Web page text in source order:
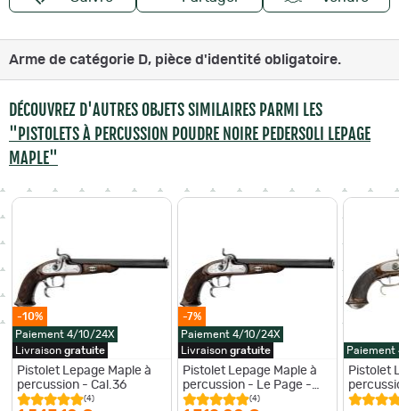
Arme de catégorie D, pièce d'identité obligatoire.
DÉCOUVREZ D'AUTRES OBJETS SIMILAIRES PARMI LES
"PISTOLETS À PERCUSSION POUDRE NOIRE PEDERSOLI LEPAGE
MAPLE"
-10%
Paiement 4/10/24X
Livraison gratuite
Pistolet Lepage Maple à
percussion - Cal.36
(4)
-7%
Paiement 4/10/24X
Livraison gratuite
Pistolet Lepage Maple à
percussion - Le Page -
Cal.36
(4)
Pistolet